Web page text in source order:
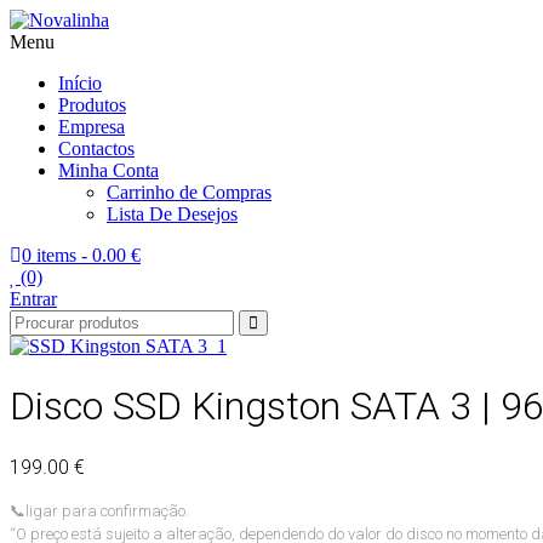
Novalinha
Informatica
Menu
Início
Produtos
Empresa
Contactos
Minha Conta
Carrinho de Compras
Lista De Desejos
0 items - 0.00 €
(0)
Entrar
Disco SSD Kingston SATA 3 |
199.00 €
📞 ligar para confirmação.
“O preço está sujeito a alteração, dependendo do valor do disco no momento